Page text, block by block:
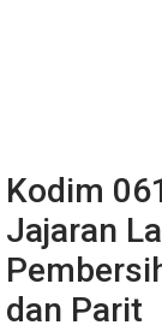
Kodim
Jajaran
dan Parit